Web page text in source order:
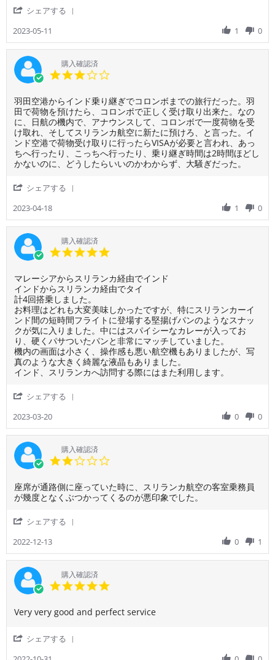
の
1
回
フ
ラ
イ
ト
い
つ
飛
ん
だ
か
気
か
な
い
ど
振
動
な
突
っ
込
れ
る
よ
う
価
格
で
搭
乗
で
き
の
は
幸
で
し
た。
い
ま
ま、
事
が
終
わ
た
の
が
謎
で
し
た。
供
が
騒
で
い
て
も、
は
ほ
と
ん
ど
何
も
せ
ず、
嗜
も
し
な
っ
た
の
で、
内
は
利
用
者
on
11
May
2023
り
換
え
問
題
シェアする
by
ご
利
用
者
on
11
May
2023
2023-05-11 1 0
購入確認済
rating
Review
by
ご
利
用
者
様
18
Apr
2023
review
stating
Japan
AirLine
の
Flight
attendant
非
常
に
い
羽田空港からインド乗り継ぎでコロンボまでの旅行だった。羽
田で荷物を預けたら、コロンボで正しく受け取り出来た。なの
に、日航の機内で、アナウンスして、コロンボで一度荷物を受
け取れ、そしてスリランカ航空に新たに預けろ、と言った。イ
ンド空港で荷物受け取りに行ったらVISAが必要と言われ、あっ
ちへ行ったり、こっちへ行ったり、乗り継ぎ時間は2時間ほどし
かないのに、どうしたらいいのかわからず、大騒ぎだった。
シェアする
by
ご
利
用
者
on
18
Apr
2023
2023-04-18 1 0
購入確認済
rating
Review
by
ご
利
用
者
様
on
20
Mar
review
stating
エ
ス
ニ
ッ
ク
料
理
好
に
は
オ
ス
メ
マレーシアからスリランカ経由でインド
インドからスリランカ経由でタイ
計4回搭乗しました。
お料理はどれも大変美味しかったですが、特にスリランカーイ
ンド間の短時間フライトに登場する堅揚げパンのようなスナッ
クが気に入りました。中にはスパイシーなカレーが入ってお
り、硬くパサついたパンと非常にマッチしていました。
機内の画面は小さく、操作感も悪い航空機もありましたが、写
真のような大きく綺麗な液晶もありました。
インド、スリランカへ訪問する際にはまた利用します。
シェアする
by
ご
利
用
者
on
20
2023-03-20 0 0
購入確認済
rating
Review
by
利
用
者
on
13
Dec
2022
review
stating
席
が
通
側
に
座
っ
い
時
に、
座席が通路側に座っていた時に、スリランカ航空の客室乗務員
が幾度となくぶつかってくるのが悪印象でした。
シェアする
by
ご
利
用
者
on
2022-12-13 0 1
購入確認済
Review
ご
利
review
Very
very
Very very good and perfect service
シェアする